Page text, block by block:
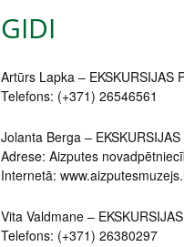
GIDI
Artūrs Lapka – EKSKURSIJAS
Telefons: (+371) 26546561
Jolanta Berga – EKSKURSIJAS
Adrese: Aizputes
Internetā:
Vita Valdmane –
Telefons: (+371) 26380297